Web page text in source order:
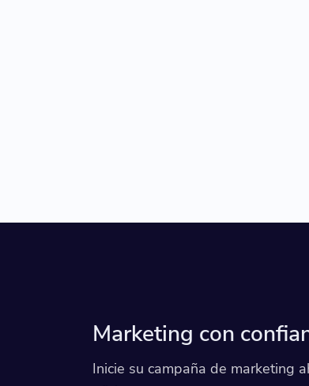
Marketing con
Inicie su campaña de marketing